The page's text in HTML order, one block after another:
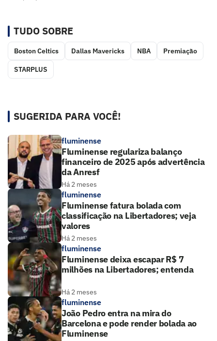
TUDO SOBRE
Boston Celtics Dallas Mavericks NBA Premiação
STARPLUS
SUGERIDA PARA VOCÊ!
fluminense
Fluminense regulariza balanço
financeiro de 2025 após advertência
da Anresf
Há 2 meses
fluminense
Fluminense fatura bolada com
classificação na Libertadores; veja
valores
Há 2 meses
fluminense
Fluminense deixa escapar R$ 7
milhões na Libertadores; entenda
Há 2 meses
fluminense
João Pedro entra na mira do
Barcelona e pode render bolada ao
Fluminense